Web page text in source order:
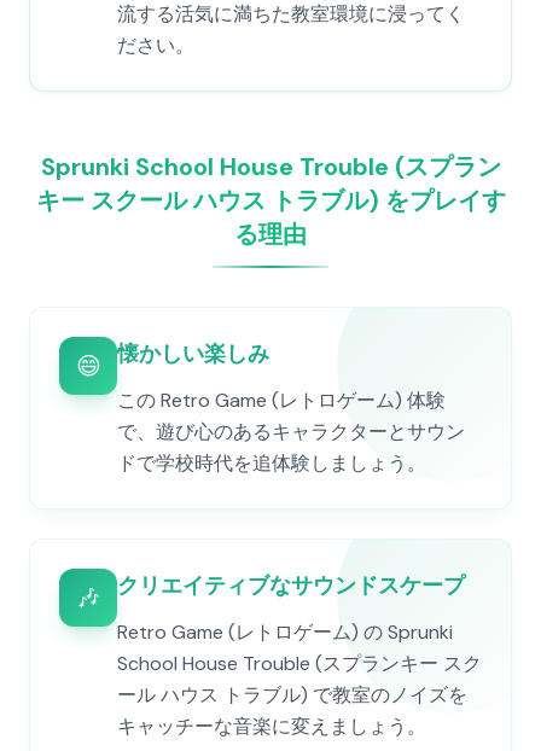
流する活気に満ちた教室環境に浸ってく
ださい。
Sprunki School House Trouble (スプラン
キー スクール ハウス トラブル) をプレイす
る理由
😄 懐かしい楽しみ
この Retro Game (レトロゲーム) 体験
で、遊び心のあるキャラクターとサウン
ドで学校時代を追体験しましょう。
🎶 クリエイティブなサウンドスケープ
Retro Game (レトロゲーム) の Sprunki
School House Trouble (スプランキー スク
ール ハウス トラブル) で教室のノイズを
キャッチーな音楽に変えましょう。